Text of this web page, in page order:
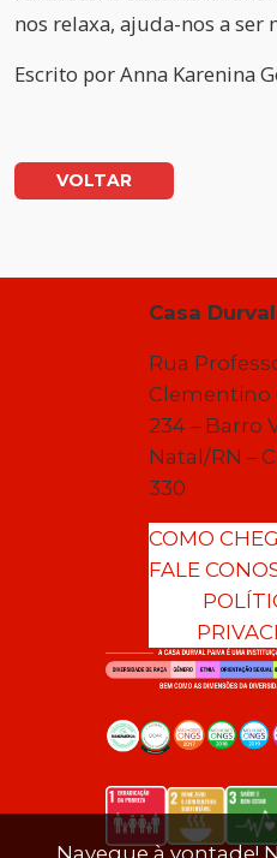
nos relaxa, ajuda-nos a ser
Escrito porAnna Karenina
VOLTAR
Casa
Rua
Clementino
234 – Barro
Natal/RN –
330
COMO
FALE
Navegue à vontade!